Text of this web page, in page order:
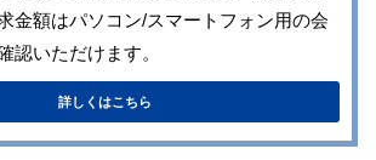
金額はパソコン/スマートフォン用の会
認いただけます。
詳しくはこちら